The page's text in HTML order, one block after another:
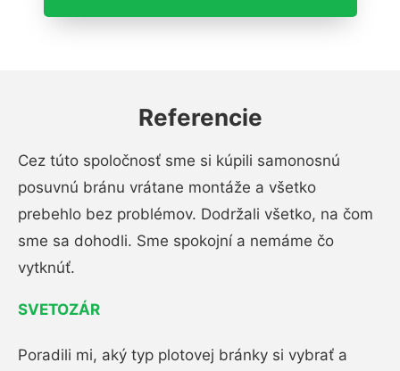
Referencie
Cez túto spoločnosť sme si kúpili samonosnú
posuvnú bránu vrátane montáže a všetko
prebehlo bez problémov. Dodržali všetko, na čom
sme sa dohodli. Sme spokojní a nemáme čo
vytknúť.
SVETOZÁR
Poradili mi, aký typ plotovej bránky si vybrať a